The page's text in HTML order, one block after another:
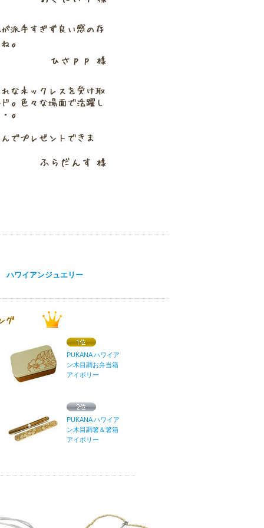
ハワイアンジュエリー
PUKANA ハワイア
ン木目調お弁当箱
アイボリー
PUKANA ハワイア
ン木目調箸＆箸箱
アイボリー